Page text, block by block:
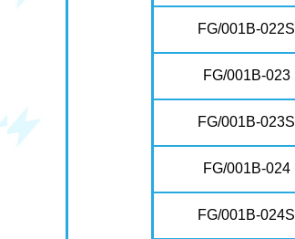
FG/001B-022S
FG/001B-023
FG/001B-023S
FG/001B-024
FG/001B-024S